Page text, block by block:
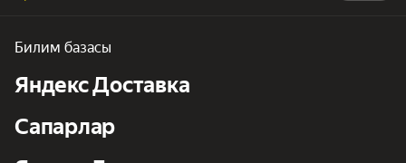
Билим базасы
Яндекс Доставка
Сапарлар